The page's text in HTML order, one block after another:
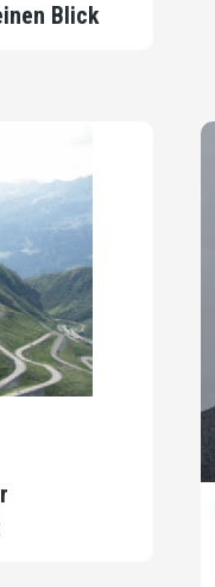
Blick